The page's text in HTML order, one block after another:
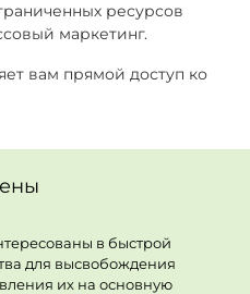
ресурсов
маркетинг.
вам прямой доступ ко
в быстрой
для высвобождения
их на основную